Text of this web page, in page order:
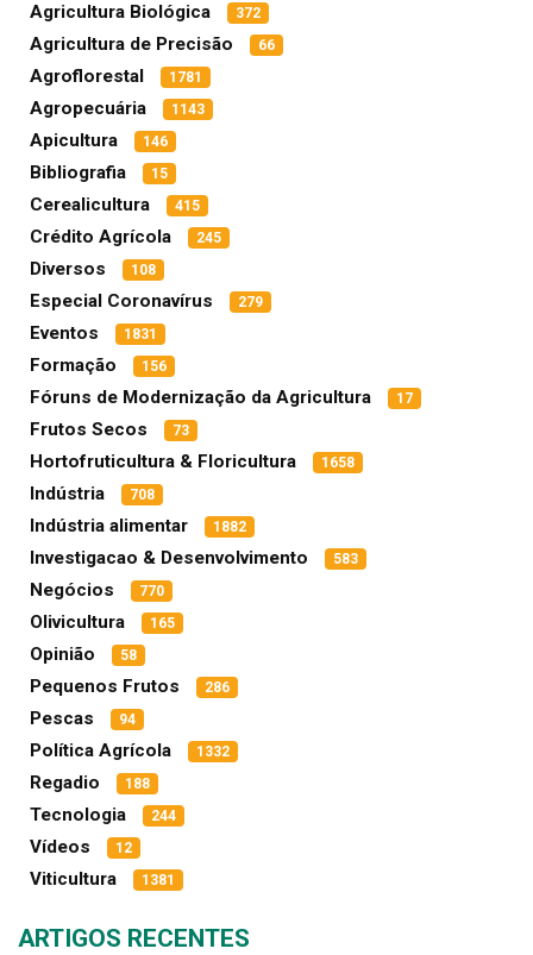
Agricultura Biológica 372
Agricultura de Precisão 66
Agroflorestal 1781
Agropecuária 1143
Apicultura 146
Bibliografia 15
Cerealicultura 415
Crédito Agrícola 245
Diversos 108
Especial Coronavírus 279
Eventos 1831
Formação 156
Fóruns de Modernização da Agricultura 17
Frutos Secos 73
Hortofruticultura & Floricultura 1658
Indústria 708
Indústria alimentar 1882
Investigacao & Desenvolvimento 583
Negócios 770
Olivicultura 165
Opinião 58
Pequenos Frutos 286
Pescas 94
Política Agrícola 1332
Regadio 188
Tecnologia 244
Vídeos 12
Viticultura 1381
ARTIGOS RECENTES